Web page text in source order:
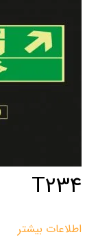
T234
اطلاعات بیشتر